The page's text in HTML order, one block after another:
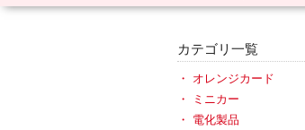
カテゴリ一覧
オレンジカード
ミニカー
電化製品